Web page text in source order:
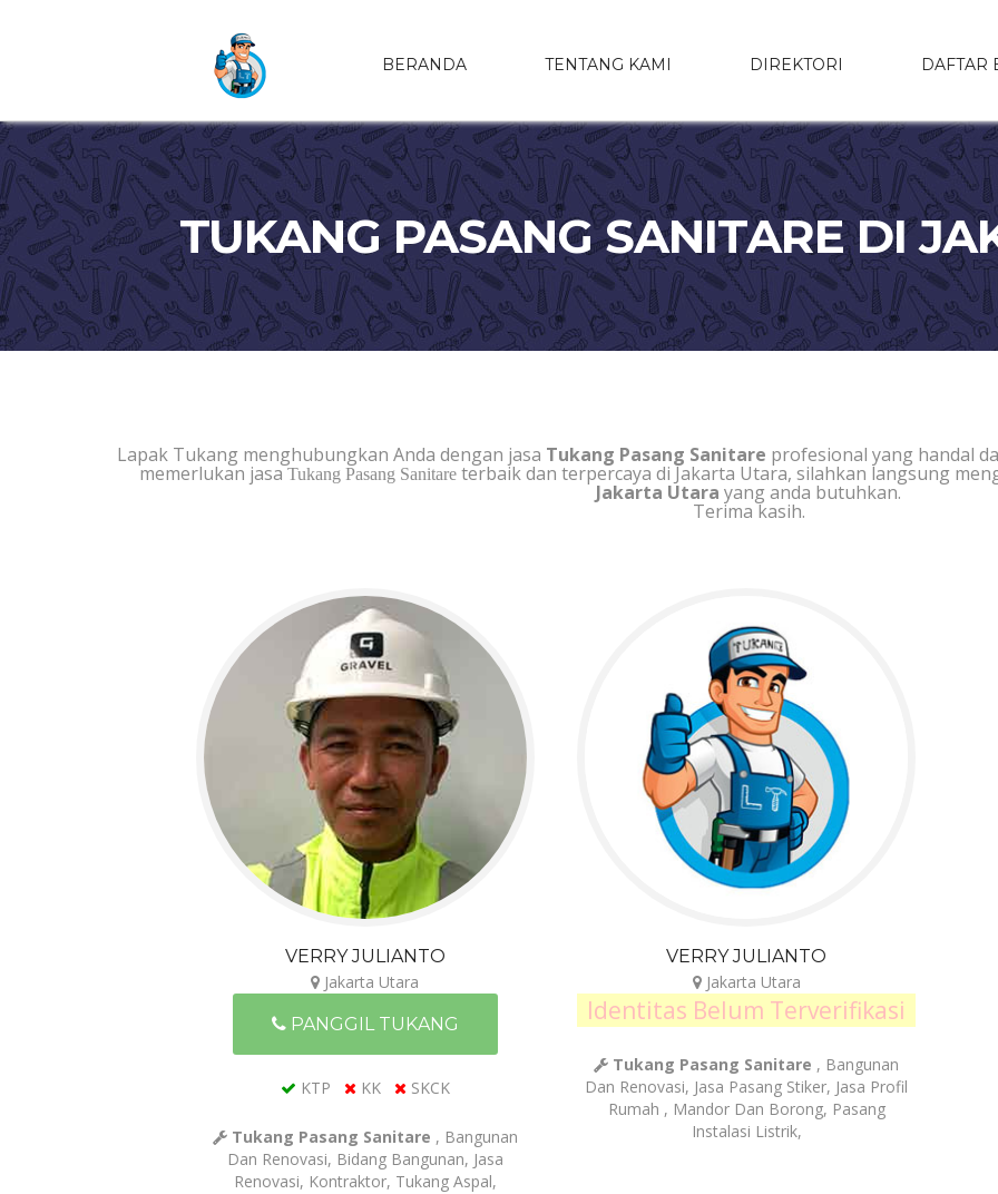
BERANDA TENTANG KAMI DIREKTORI DAFTAR
TUKANG PASANG SANITARE DI
Lapak Tukang menghubungkan Anda dengan jasa Tukang Pasang Sanitare profesional yang handal
memerlukan jasaTukang Pasang Sanitare terbaik dan terpercaya di Jakarta Utara, silahkan langsung
Jakarta Utara yang anda butuhkan.
Terima kasih.
VERRY JULIANTO
Jakarta Utara
PANGGIL TUKANG
KTP KK SKCK
Tukang Pasang Sanitare , Bangunan
Dan Renovasi, Bidang Bangunan, Jasa
Renovasi, Kontraktor, Tukang Aspal,
VERRY JULIANTO
Jakarta Utara
Identitas Belum Terverifikasi
Tukang Pasang Sanitare , Bangunan
Dan Renovasi, Jasa Pasang Stiker, Jasa Profil
Rumah , Mandor Dan Borong, Pasang
Instalasi Listrik,